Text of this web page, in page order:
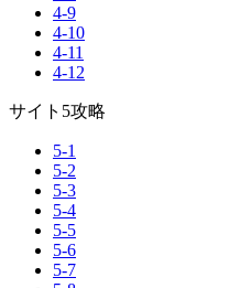
4-9
4-10
4-11
4-12
サイト5攻略
5-1
5-2
5-3
5-4
5-5
5-6
5-7